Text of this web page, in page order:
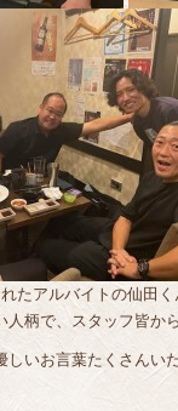
たアルバイトの仙田く
人柄で、スタッフ皆か
しいお言葉たくさんい